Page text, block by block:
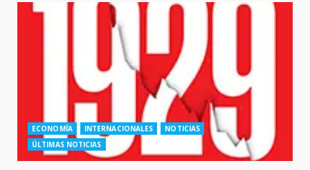
ECONOMÍA INTERNACIONALES
NOTICIAS
ÚLTIMAS NOTICIAS